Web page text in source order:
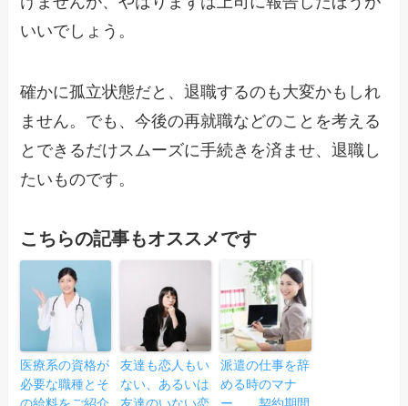
いいでしょう。
確かに孤立状態だと、退職するのも大変かもしれ
ません。でも、今後の再就職などのことを考える
とできるだけスムーズに手続きを済ませ、退職し
たいものです。
こちらの記事もオススメです
医療系の資格が
必要な職種とそ
友達も恋人もい
ない、あるいは
派遣の仕事を辞
める時のマナ